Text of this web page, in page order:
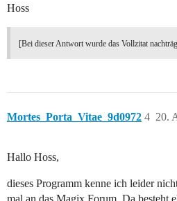
Hoss
[Bei dieser Antwort wurde das Vollzitat
Mortes_Porta_Vitae_9d0972 20.
4
Hallo Hoss,
dieses Programm kenne ich leider
mal an das Magix Forum. Da besteht